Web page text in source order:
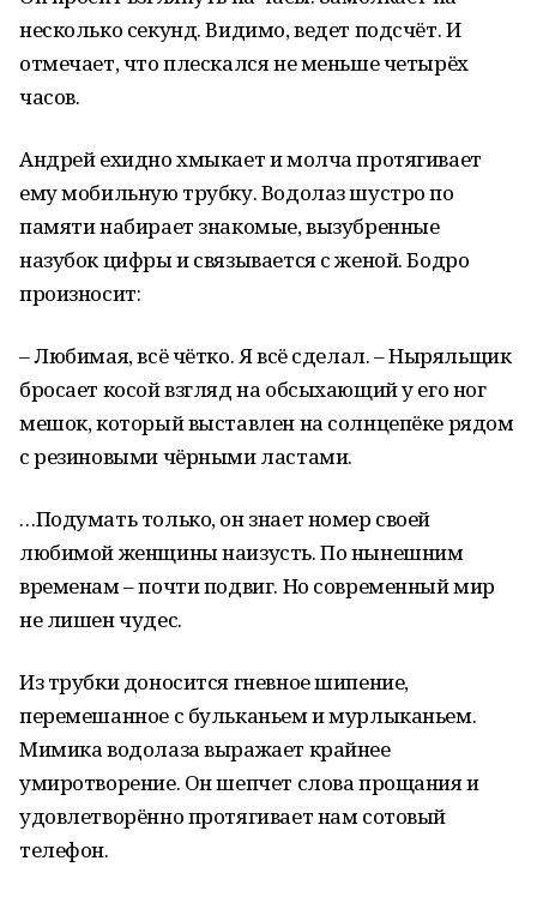
несколько секунд. Видимо, ведет подсчёт. И
отмечает, что плескался не меньше четырёх
часов.
Андрей ехидно хмыкает и молча протягивает
ему мобильную трубку. Водолаз шустро по
памяти набирает знакомые, вызубренные
назубок цифры и связывается с женой. Бодро
произносит:
– Любимая, всё чётко. Я всё сделал. – Ныряльщик
бросает косой взгляд на обсыхающий у его ног
мешок, который выставлен на солнцепёке рядом
с резиновыми чёрными ластами.
…Подумать только, он знает номер своей
любимой женщины наизусть. По нынешним
временам – почти подвиг. Но современный мир
не лишен чудес.
Из трубки доносится гневное шипение,
перемешанное с бульканьем и мурлыканьем.
Мимика водолаза выражает крайнее
умиротворение. Он шепчет слова прощания и
удовлетворённо протягивает нам сотовый
телефон.